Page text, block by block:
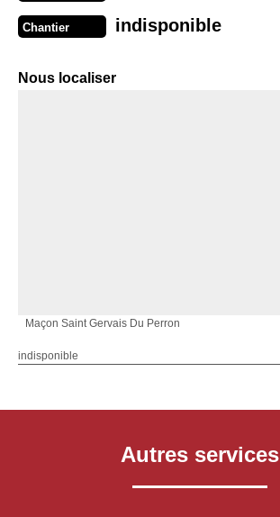
Chantier indisponible
Nous localiser
Maçon Saint Gervais Du Perron
indisponible
Autres services